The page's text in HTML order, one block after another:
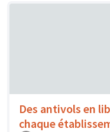
Des antivols en
chaque